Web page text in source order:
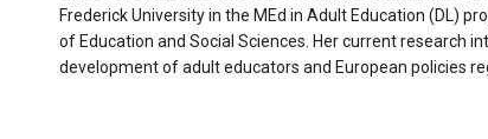
Frederick University in the MEd in Adult Education (DL)
of Education and Social Sciences. Her current research
development of adult educators and European policies